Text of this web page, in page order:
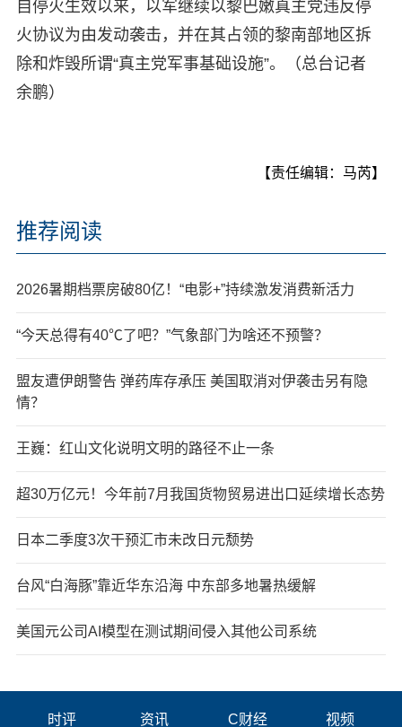
自停火生效以来，以军继续以黎巴嫩真主党违反停
火协议为由发动袭击，并在其占领的黎南部地区拆
除和炸毁所谓“真主党军事基础设施”。（总台记者
余鹏）
【责任编辑：马芮】
推荐阅读
2026暑期档票房破80亿！“电影+”持续激发消费新活力
“今天总得有40℃了吧？”气象部门为啥还不预警？
盟友遭伊朗警告 弹药库存承压 美国取消对伊袭击另有隐
情？
王巍：红山文化说明文明的路径不止一条
超30万亿元！今年前7月我国货物贸易进出口延续增长态势
日本二季度3次干预汇市未改日元颓势
台风“白海豚”靠近华东沿海 中东部多地暑热缓解
美国元公司AI模型在测试期间侵入其他公司系统
时评 资讯 C财经 视频